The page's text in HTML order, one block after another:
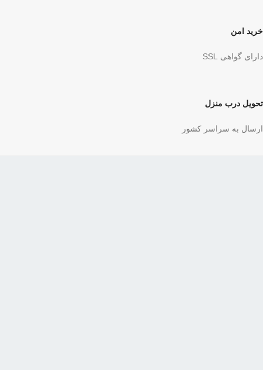
خرید امن
دارای گواهی SSL
تحویل درب منزل
ارسال به سراسر کشور